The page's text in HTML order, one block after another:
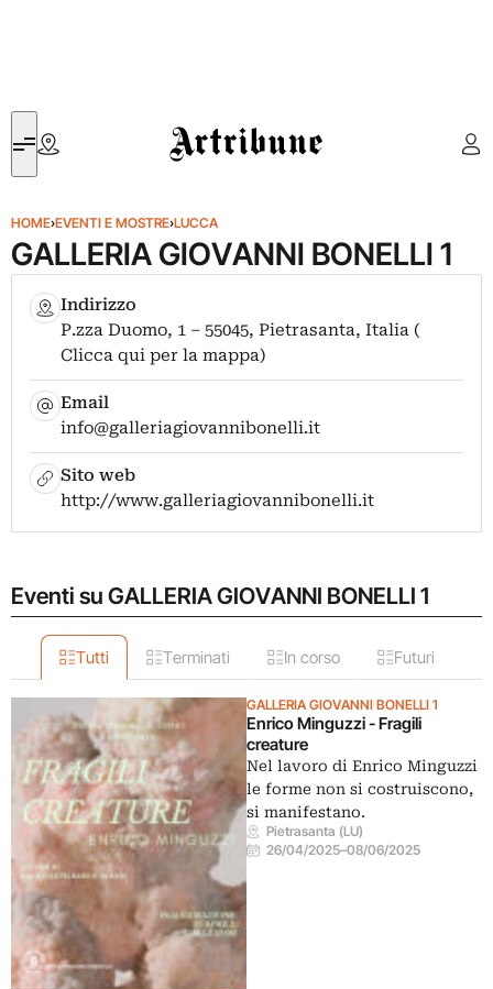
Artribune
HOME›EVENTI E MOSTRE›LUCCA
GALLERIA GIOVANNI BONELLI 1
Indirizzo
P.zza Duomo, 1 – 55045, Pietrasanta, Italia (
Clicca qui per la mappa)
Email
info@galleriagiovannibonelli.it
Sito web
http://www.galleriagiovannibonelli.it
Eventi su GALLERIA GIOVANNI BONELLI 1
Tutti Terminati In corso Futuri
GALLERIA GIOVANNI BONELLI 1
Enrico Minguzzi - Fragili
creature
Nel lavoro di Enrico Minguzzi
le forme non si costruiscono,
si manifestano.
Pietrasanta (LU)
26/04/2025–08/06/2025